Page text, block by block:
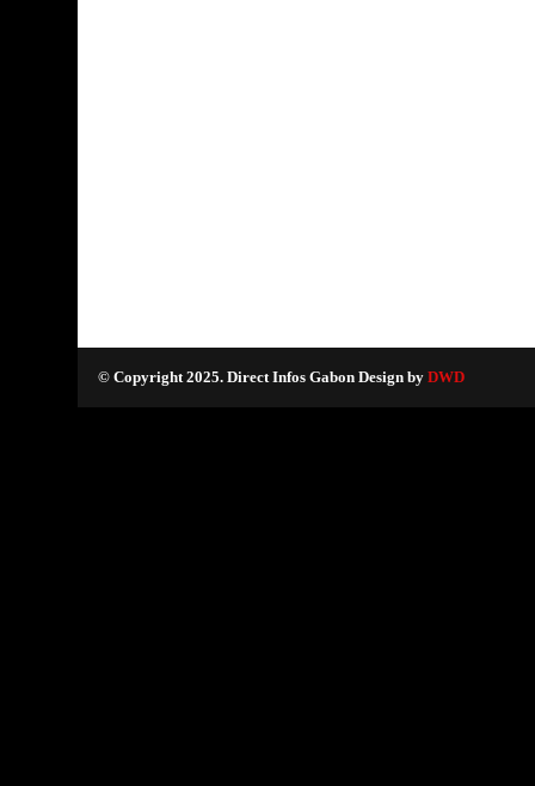
© Copyright 2025. Direct Infos Gabon Design by DWD